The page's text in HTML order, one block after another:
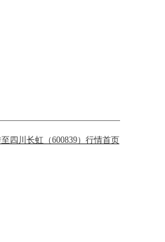
四川长虹（600839）行情首页